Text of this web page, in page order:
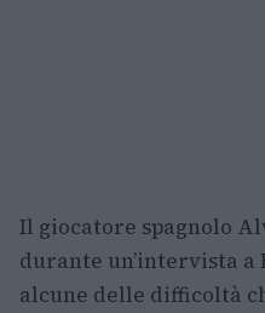
Il giocatore spagnolo
durante un’intervista a
alcune delle difficoltà